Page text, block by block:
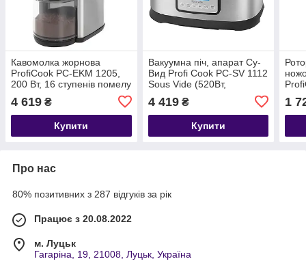
Кавомолка жорнова
ProfiCook PC-EKM 1205,
200 Вт, 16 ступенів помелу
4 619 ₴
Купити
Вакуумна піч, апарат Су-
Вид Profi Cook PC-SV 1112
Sous Vide (520Вт,
4 419₴
Купити
1
Про нас
80% позитивних з 287 відгуків за рік
Працює з 20.08.2022
м. Луцьк
Гагаріна, 19, 21008, Луцьк, Україна